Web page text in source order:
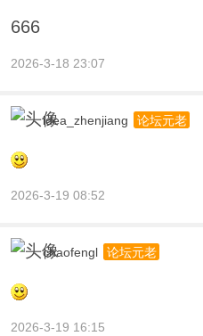
666
2026-3-18 23:07
idea_zhenjiang 论坛元老
2026-3-19 08:52
chaofengl 论坛元老
2026-3-19 16:15